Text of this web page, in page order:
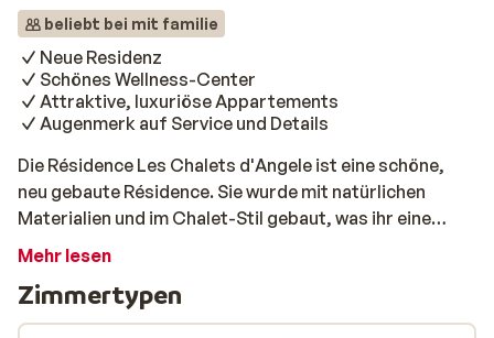
beliebt bei mit familie
Neue Residenz
Schönes Wellness-Center
Attraktive, luxuriöse Appartements
Augenmerk auf Service und Details
Die Résidence Les Chalets d'Angele ist eine schöne,
neu gebaute Résidence. Sie wurde mit natürlichen
Materialien und im Chalet-Stil gebaut, was ihr eine
freundliche Atmosphäre verleiht. Die Wohnungen sind,
viel Liebe zum Detail eingerichtet. Sie sind nicht nur
geschmackvoll eingerichtet, sondern verfügen auch
Mehr lesen
Zimmertypen